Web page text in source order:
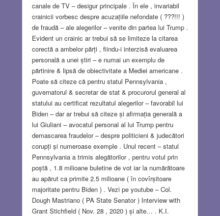
canale de TV – desigur principale . În ele , invariabil
crainicii vorbesc despre acuzațiile nefondate ( ???!!! )
de fraudă – ale alegerilor – venite din partea lui Trump .
Evident un crainic ar trebui să se limiteze la citarea
corectă a ambelor părți , fiindu-i interzisă evaluarea
personală a unei știri – e numai un exemplu de
părtinire & lipsă de obiectivitate a Mediei americane .
Poate să citeze că pentru statul Pennsylvania ,
guvernatorul & secretar de stat & procurorul general al
statului au certificat rezultatul alegerilor – favorabil lui
Biden – dar ar trebui să citeze și afirmația generală a
lui Giuliani – avocatul personal al lui Trump pentru
demascarea fraudelor – despre politicieni & judecători
corupți și numeroase exemple . Unul recent – statul
Pennsylvania a trimis alegătorilor , pentru votul prin
poștă , 1.8 milioane buletine de vot iar la numărătoare
au apărut ca primite 2.5 milioane ( în covîrșitoare
majoritate pentru Biden ) . Vezi pe youtube – Col.
Dough Mastriano ( PA State Senator ) Interview with
Grant Stichfield ( Nov. 28 , 2020 ) și alte… . K.I.